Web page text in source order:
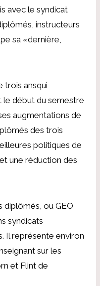
avec le syndicat
instructeurs
sa «dernière,
trois ansqui
le début du semestre
augmentations de
des trois
politiques de
une réduction des
diplômés, ou GEO
syndicats
Il représente environ
sur les
et Flint de